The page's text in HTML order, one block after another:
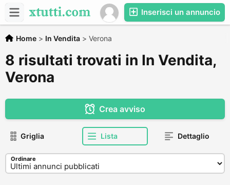
Inserisci un annuncio
Home > In Vendita > Verona
8 risultati trovati in In Vendita,
Verona
Crea avviso
Griglia Lista Dettaglio
Ordinare